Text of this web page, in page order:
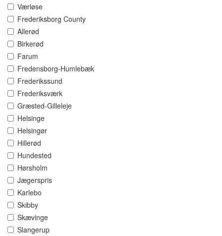
Værløse
Frederiksborg County
Allerød
Birkerød
Farum
Fredensborg-Humlebæk
Frederikssund
Frederiksværk
Græsted-Gilleleje
Helsinge
Helsingør
Hillerød
Hundested
Hørsholm
Jægerspris
Karlebo
Skibby
Skævinge
Slangerup